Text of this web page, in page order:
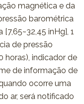
magnética e da
barométrica
inHg], 1
de pressão
horas), indicador de
de informação de
ocorre uma
ar, será notificado